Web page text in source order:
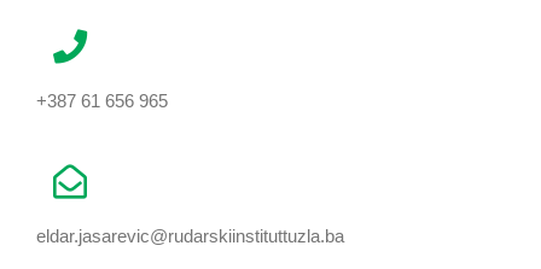
+387 61 656 965
eldar.jasarevic@rudarskiinstituttuzla.ba